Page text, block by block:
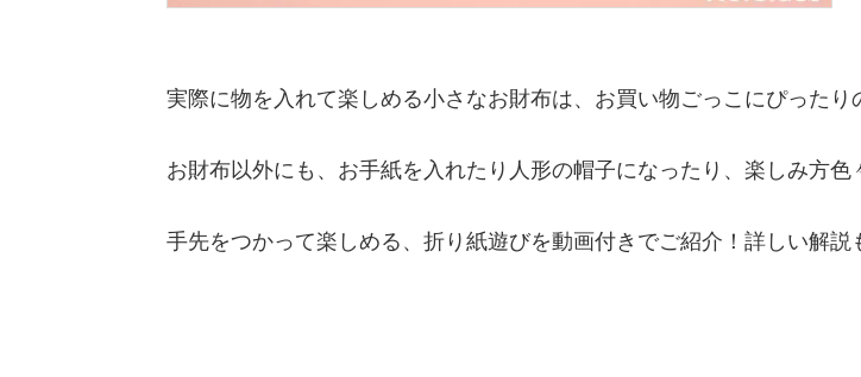
実際に物を入れて楽しめる小さなお財布は、お買い物ごっこにぴったり
お財布以外にも、お手紙を入れたり人形の帽子になったり、楽しみ方色
手先をつかって楽しめる、折り紙遊びを動画付きでご紹介！詳しい解説